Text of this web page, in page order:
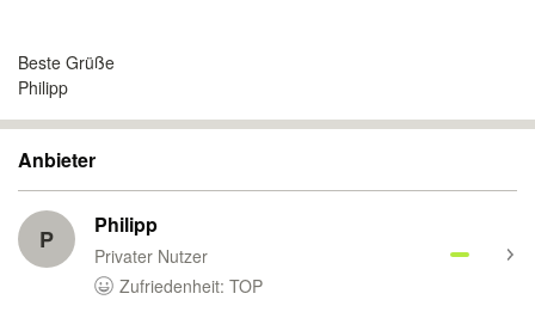
Beste Grüße
Philipp
Anbieter
P Philipp
Privater Nutzer
Zufriedenheit: TOP